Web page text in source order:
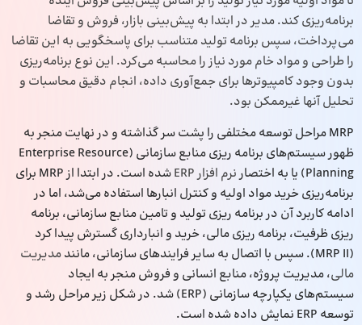
برنامه‌ریزی کند. مدیر در ابتدا به پیش‌‌بینی بازار، فروش و تقاضا
می‌پرداخت، سپس برنامه تولید متناسب برای پاسخگویی به این تقاضا
را طراحی و مواد خام مورد نیاز را محاسبه می‌کرد. این نوع برنامه‌ریزی
بدون وجود کامپیوترها برای جمع‌آوری داده، انجام دقیق محاسبات و
تحلیل آنها غیرممکن بود.
MRP مراحل توسعه مختلفی را پشت سر گذاشته و در نهایت منجر به
ظهور سیستم‌های برنامه ریزی منابع سازمانی (Enterprise Resource
Planning) یا به اختصار
نرم افزار ERP
شده است. در ابتدا از MRP برای
برنامه‌ریزی خرید مواد اولیه و کنترل انبارها استفاده می‌شد، اما در
ادامه کاربرد آن در برنامه ریزی تولید و تامین منابع سازمانی، برنامه
ریزی ظرفیت، برنامه ریزی مالی، خرید و انبارداری گسترش پیدا کرد
(MRP II). سپس با اتصال به سایر فرایندهای سازمانی، مانند
مدیریت
مالی، مدیریت پروژه، منابع انسانی و فروش منجر به ایجاد
سیستم‌های یکپارچه سازمانی (ERP) شد. در شکل زیر مراحل رشد و
توسعه ERP نمایش داده شده است.